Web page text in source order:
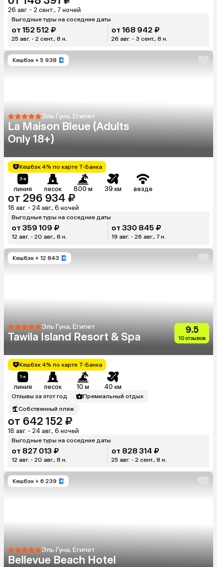
26 авг. - 2 сент., 7 ночей
Выгодные туры на соседние даты
от 152 512 ₽
25 авг. - 2 сент., 8 н.
от 168 942 ₽
26 авг. - 3 сент., 8 н.
Кешбэк + 5 938
Эль Гуна, Египет
La Maison Bleue (Adults
Only 18+)
Кешбэк 4% по карте Т-Банка
линия песок 800 м 39 км везде
от 296 934 ₽
18 авг. - 24 авг., 6 ночей
Выгодные туры на соседние даты
от 359 109 ₽
12 авг. - 20 авг., 8 н.
от 330 845 ₽
19 авг. - 26 авг., 7 н.
Кешбэк + 12 843
Эль Гуна, Египет
Tawila Island Resort & Spa
9.5
10 отзывов
Кешбэк 4% по карте Т-Банка
линия песок 10 м 40 км
Отзывы за этот год
Премиальный отдых
Собственный пляж
от 642 152 ₽
18 авг. - 24 авг., 6 ночей
Выгодные туры на соседние даты
от 827 013 ₽
12 авг. - 20 авг., 8 н.
от 828 314 ₽
25 авг. - 2 сент., 8 н.
Кешбэк + 6 239
Эль Гуна, Египет
Bellevue Beach Hotel